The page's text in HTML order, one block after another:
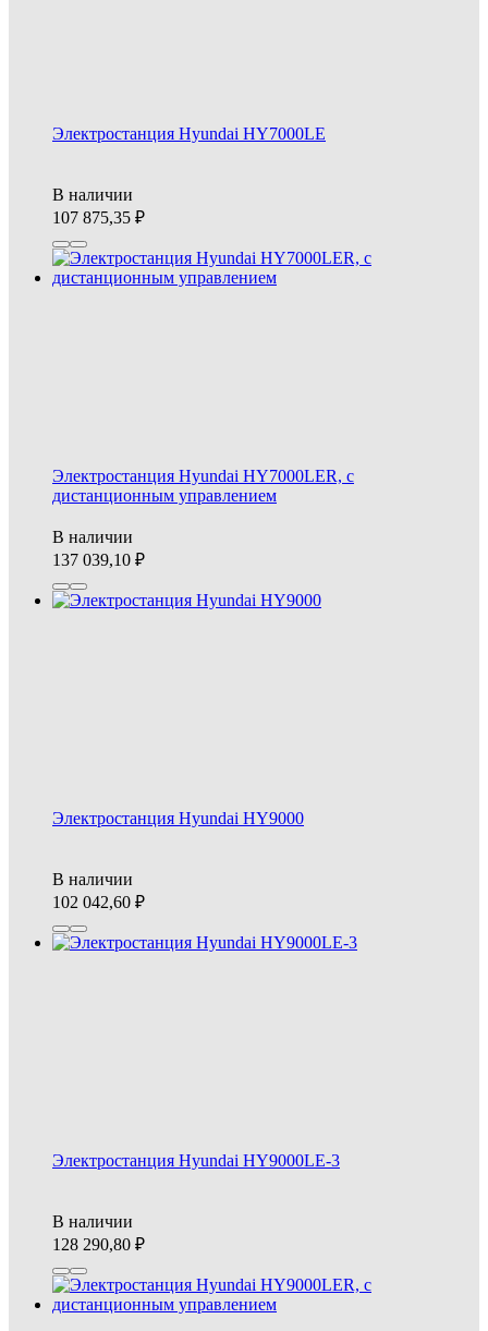
Электростанция Hyundai HY7000LE
В наличии
107 875,35
Электростанция Hyundai HY7000LER, с
дистанционным управлением
В наличии
137 039,10
Электростанция Hyundai HY9000
В наличии
102 042,60
Электростанция Hyundai HY9000LE-3
В наличии
128 290,80